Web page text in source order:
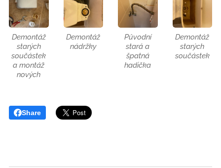
Demontáž
starých
součástek
a montáž
nových
Demontáž
nádržky
Původní
stará a
špatná
hadička
Demontáž
starých
součástek
Share